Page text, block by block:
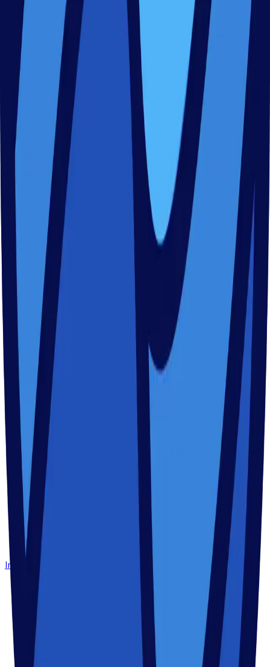
Zurück
Footer
Professionelle Lehre mit
Spaß und Begeisterung.
Finde deine Wunsch-Kursart unter unserem vielfältigen
Angebot und melde dich für einen Kurs an einem von vielen
möglichen Standorten an.
Facebook
Instagram